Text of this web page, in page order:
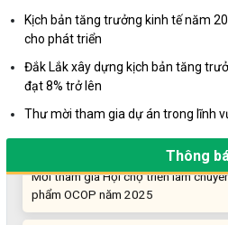
Kịch bản tăng trưởng kinh tế năm
cho phát triển
Đắk Lắk xây dựng kịch bản tăng
đạt 8% trở lên
Thư mời tham gia dự án trong lĩnh
Thông
Chế biến sâu – Nâng cao giá trị nông
“Đi tắt, đón đầu” các công nghệ
Quảng bá hình ảnh Đắk Lắk đến bạn
Mời tham gia Hội chợ triển lãm
phẩm OCOP năm 2025
Kịch bản tăng trưởng kinh tế năm